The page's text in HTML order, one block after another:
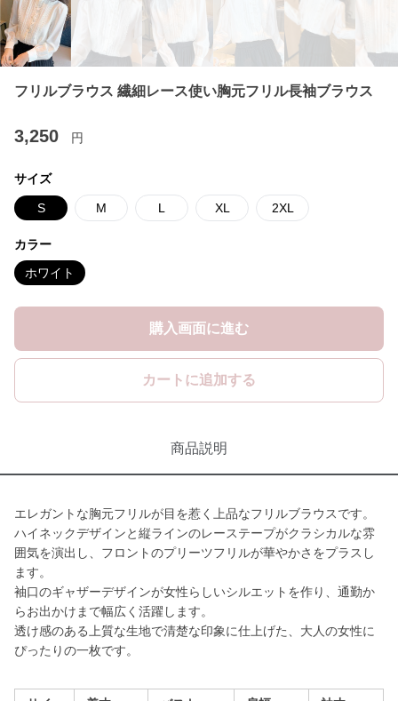
フリルブラウス 繊細レース使い胸元フリル長袖ブラウス
3,250 円
サイズ
S M L XL 2XL
カラー
ホワイト
購入画面に進む
カートに追加する
商品説明
エレガントな胸元フリルが目を惹く上品なフリルブラウスです。
ハイネックデザインと縦ラインのレーステープがクラシカルな雰
囲気を演出し、フロントのプリーツフリルが華やかさをプラスし
ます。
袖口のギャザーデザインが女性らしいシルエットを作り、通勤か
らお出かけまで幅広く活躍します。
透け感のある上質な生地で清楚な印象に仕上げた、大人の女性に
ぴったりの一枚です。